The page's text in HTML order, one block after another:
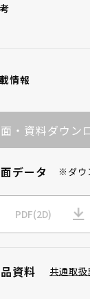
情報
・資料ダウン
データ ※ダウ
PDF(2D)
資料 共通取